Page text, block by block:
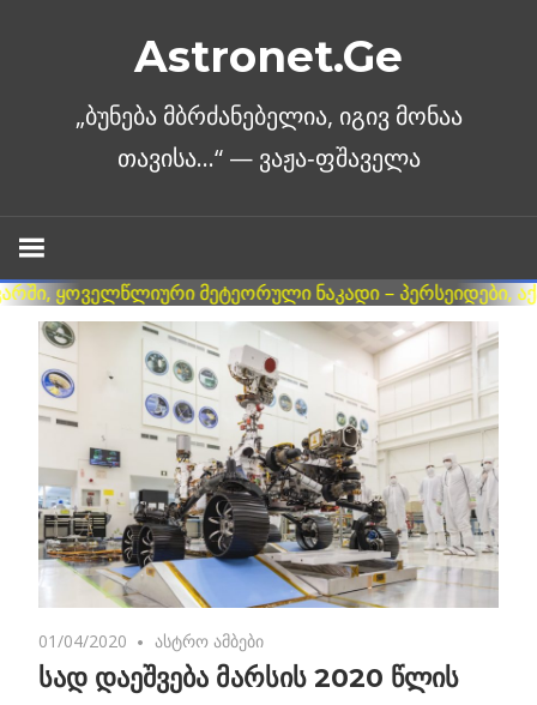
Astronet.Ge
01/04/2020 No comments
ასტრო ამბები
სად დაეშვება მარსის 2020 წლის